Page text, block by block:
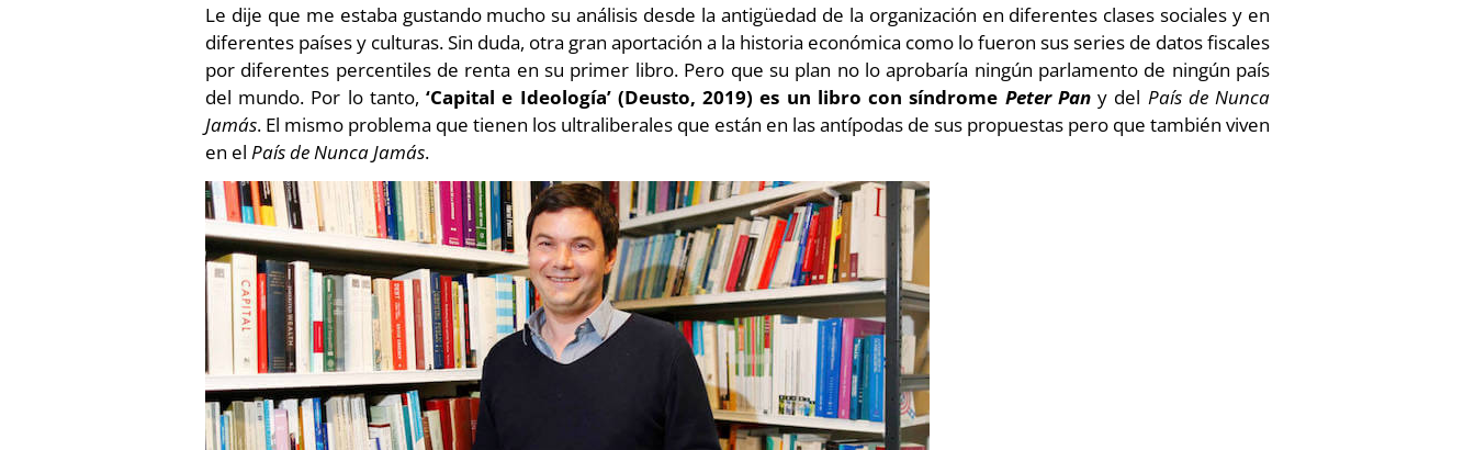
Le dije que me estaba gustando mucho su análisis desde la antigüedad de la organización en diferentes clases sociales y en
diferentes países y culturas. Sin duda, otra gran aportación a la historia económica como lo fueron sus series de datos fiscales
por diferentes percentiles de renta en su primer libro. Pero que su plan no lo aprobaría ningún parlamento de ningún país
del mundo. Por lo tanto,‘Capital e Ideología’ (Deusto, 2019) es un libro con síndrome Peter Pany del País de Nunca
Jamás. El mismo problema que tienen los ultraliberales que están en las antípodas de sus propuestas pero que también viven
en el País de Nunca Jamás.